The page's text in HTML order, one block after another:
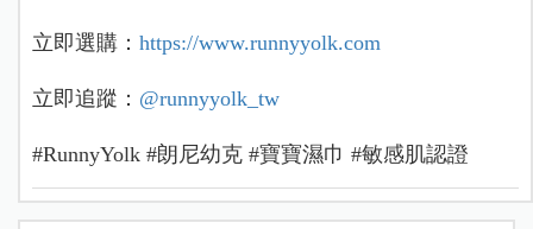
立即選購： https://www.runnyyolk.com
立即追蹤： @runnyyolk_tw
#RunnyYolk #朗尼幼克 #寶寶濕巾 #敏感肌認證